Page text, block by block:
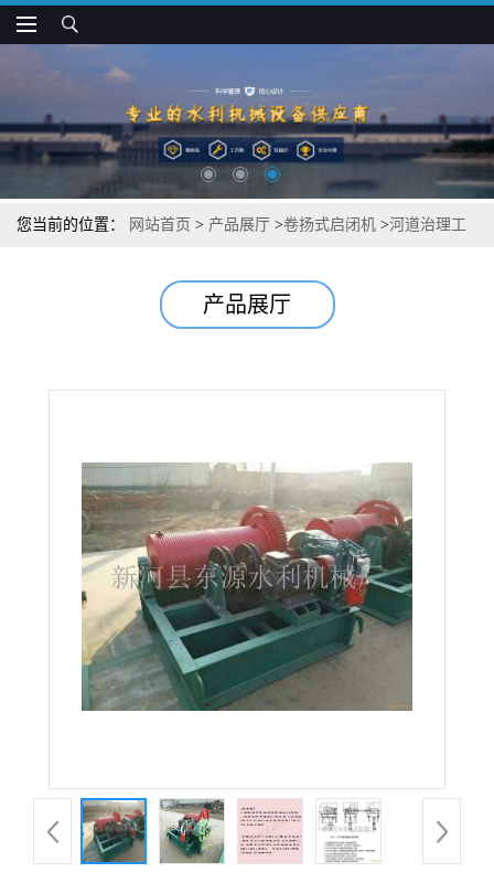
您当前的位置： 网站首页 > 产品展厅 >卷扬式启闭机 >河道治理工
产品展厅